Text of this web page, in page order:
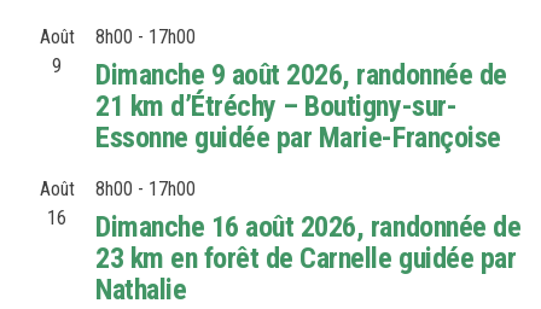
Août
9
8h00 - 17h00
Dimanche 9 août 2026, randonnée de
21 km d’Étréchy – Boutigny-sur-
Essonne guidée par Marie-Françoise
Août
16
8h00 - 17h00
Dimanche 16 août 2026, randonnée de
23 km en forêt de Carnelle guidée par
Nathalie